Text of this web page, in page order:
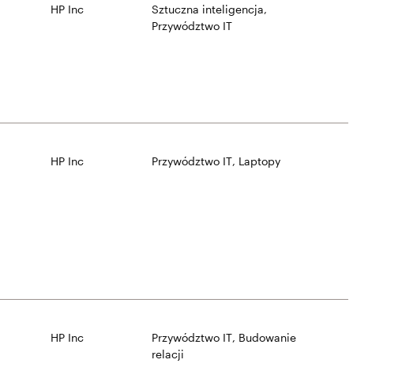
HP Inc Sztuczna inteligencja,
Przywództwo IT
HP Inc Przywództwo IT, Laptopy
HP Inc Przywództwo IT, Budowanie
relacji